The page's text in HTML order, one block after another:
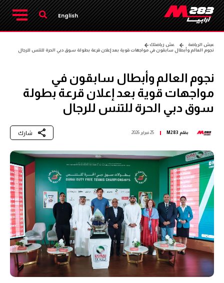
English
عيش الرياضة
عش رياضتك
نجوم العالم وأبطال سابقون في مواجهات قوية بعد إعلان قرعة بطولة سوق دبي الحرة للتنس للرجال
نجوم العالم وأبطال سابقون في
مواجهات قوية بعد إعلان قرعة بطولة
سوق دبي الحرة للتنس للرجال
بقلم M283 25 فبراير 2026 شارك